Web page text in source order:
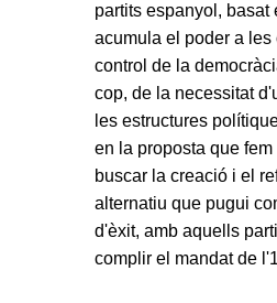
partits espanyol,
acumula el poder a les
control de la
cop, de la necessitat
les estructures
en la proposta que
buscar la creació i el
alternatiu que pugui
d'èxit, amb aquells
complir el mandat de